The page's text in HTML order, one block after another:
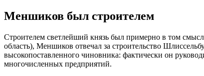
Меншиков был строителем
Строителем светлейший князь был примерно в том
область), Меншиков отвечал за строительство
высокопоставленного чиновника: фактически он
многочисленных предприятий.